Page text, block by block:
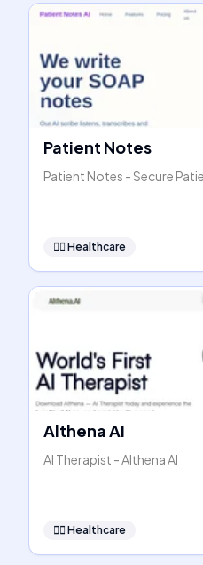
Patient Notes
Patient Notes - Secure
👩‍⚕️ Healthcare
Althena AI
AI Therapist - Althena AI
👩‍⚕️ Healthcare